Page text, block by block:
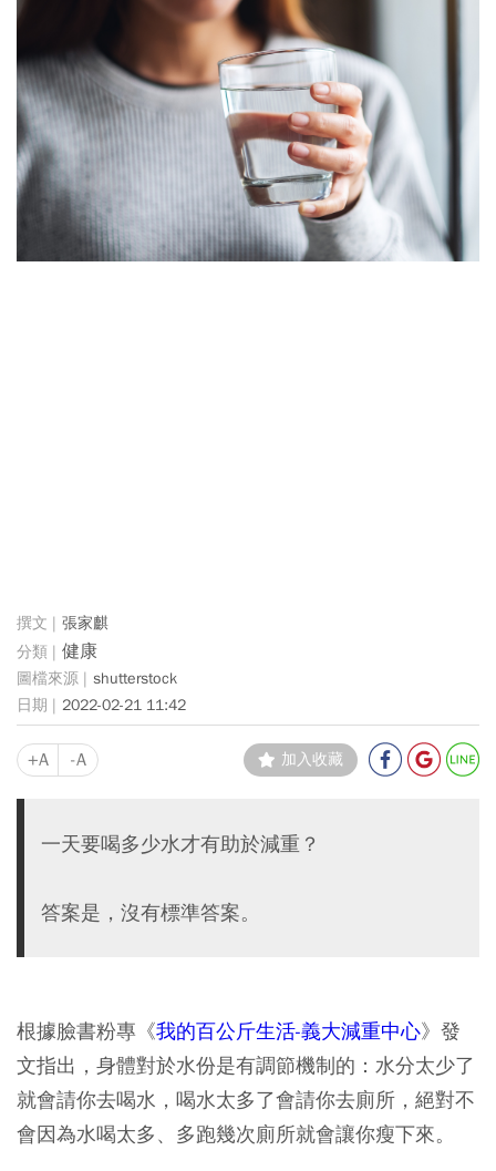
張家麒
健康
shutterstock
2022-02-21 11:42
+A -A 加入收藏
一天要喝多少水才有助於減重？
答案是，沒有標準答案。
根據臉書粉專《我的百公斤生活-義大減重中心》發
文指出，身體對於水份是有調節機制的：水分太少了
就會請你去喝水，喝水太多了會請你去廁所，絕對不
會因為水喝太多、多跑幾次廁所就會讓你瘦下來。